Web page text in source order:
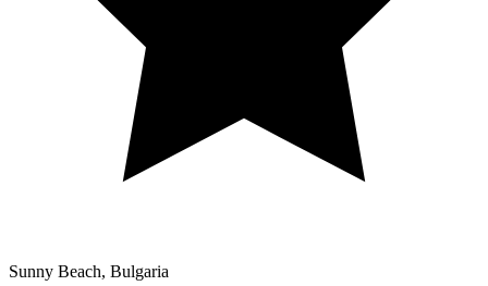
Sunny Beach, Bulgaria